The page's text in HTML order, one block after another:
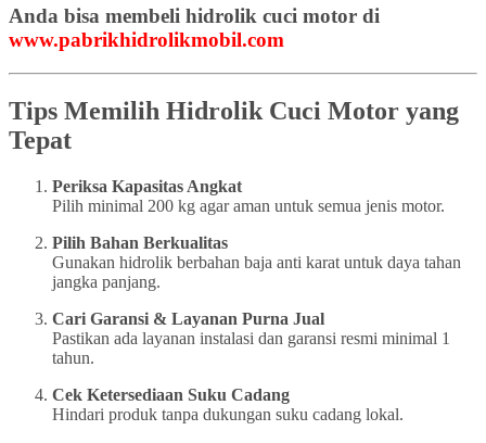
Anda bisa membeli hidrolik cuci motor di
www.pabrikhidrolikmobil.com
Tips Memilih Hidrolik Cuci Motor yang
Tepat
Periksa Kapasitas Angkat
Pilih minimal 200 kg agar aman untuk semua jenis motor.
Pilih Bahan Berkualitas
Gunakan hidrolik berbahan baja anti karat untuk daya tahan
jangka panjang.
Cari Garansi & Layanan Purna Jual
Pastikan ada layanan instalasi dan garansi resmi minimal 1
tahun.
Cek Ketersediaan Suku Cadang
Hindari produk tanpa dukungan suku cadang lokal.